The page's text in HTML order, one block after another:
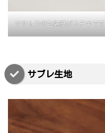
マサムラの包装紙がステキです
サブレ生地